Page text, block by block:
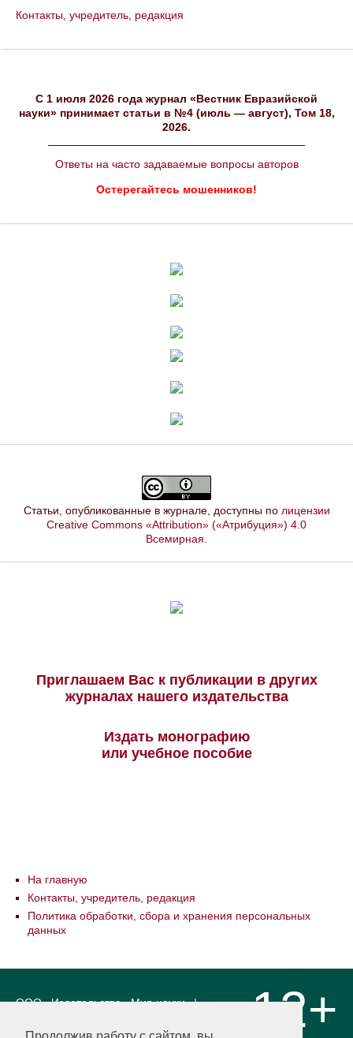
Контакты, учредитель, редакция
C 1 июля 2026 года журнал «Вестник Евразийской
науки» принимает статьи в №4 (июль — август), Том 18,
2026.
Ответы на часто задаваемые вопросы авторов
Остерегайтесь мошенников!
Статьи, опубликованные в журнале, доступны по лицензии
Creative Commons «Attribution» («Атрибуция») 4.0
Всемирная
Приглашаем Вас к публикации в других
журналах нашего издательства
Издать монографию
или учебное пособие
На главную
Контакты, учредитель, редакция
Политика обработки, сбора и хранения персональных
данных
ООО «Издательство «Мир науки» \
LLC Материалы, размещенные на сайте,
12+